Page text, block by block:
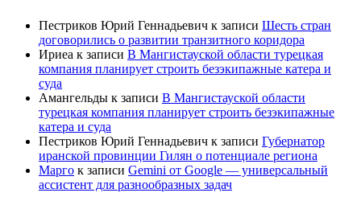
Пестриков Юрий Геннадьевич к записи Шесть стран
договорились о развитии транзитного коридора
Ириеа к записи В Мангистауской области турецкая
компания планирует строить безэкипажные катера и
суда
Амангельды к записи В Мангистауской области
турецкая компания планирует строить безэкипажные
катера и суда
Пестриков Юрий Геннадьевич к записи Губернатор
иранской провинции Гилян о потенциале региона
Марго к записи Gemini от Google — универсальный
ассистент для разнообразных задач